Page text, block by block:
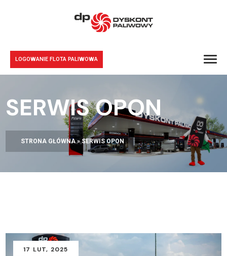
LOGOWANIE FLOTA PALIWOWA
SERWIS OPON
STRONA GŁÓWNA»SERWIS OPON
17 LUT, 2025